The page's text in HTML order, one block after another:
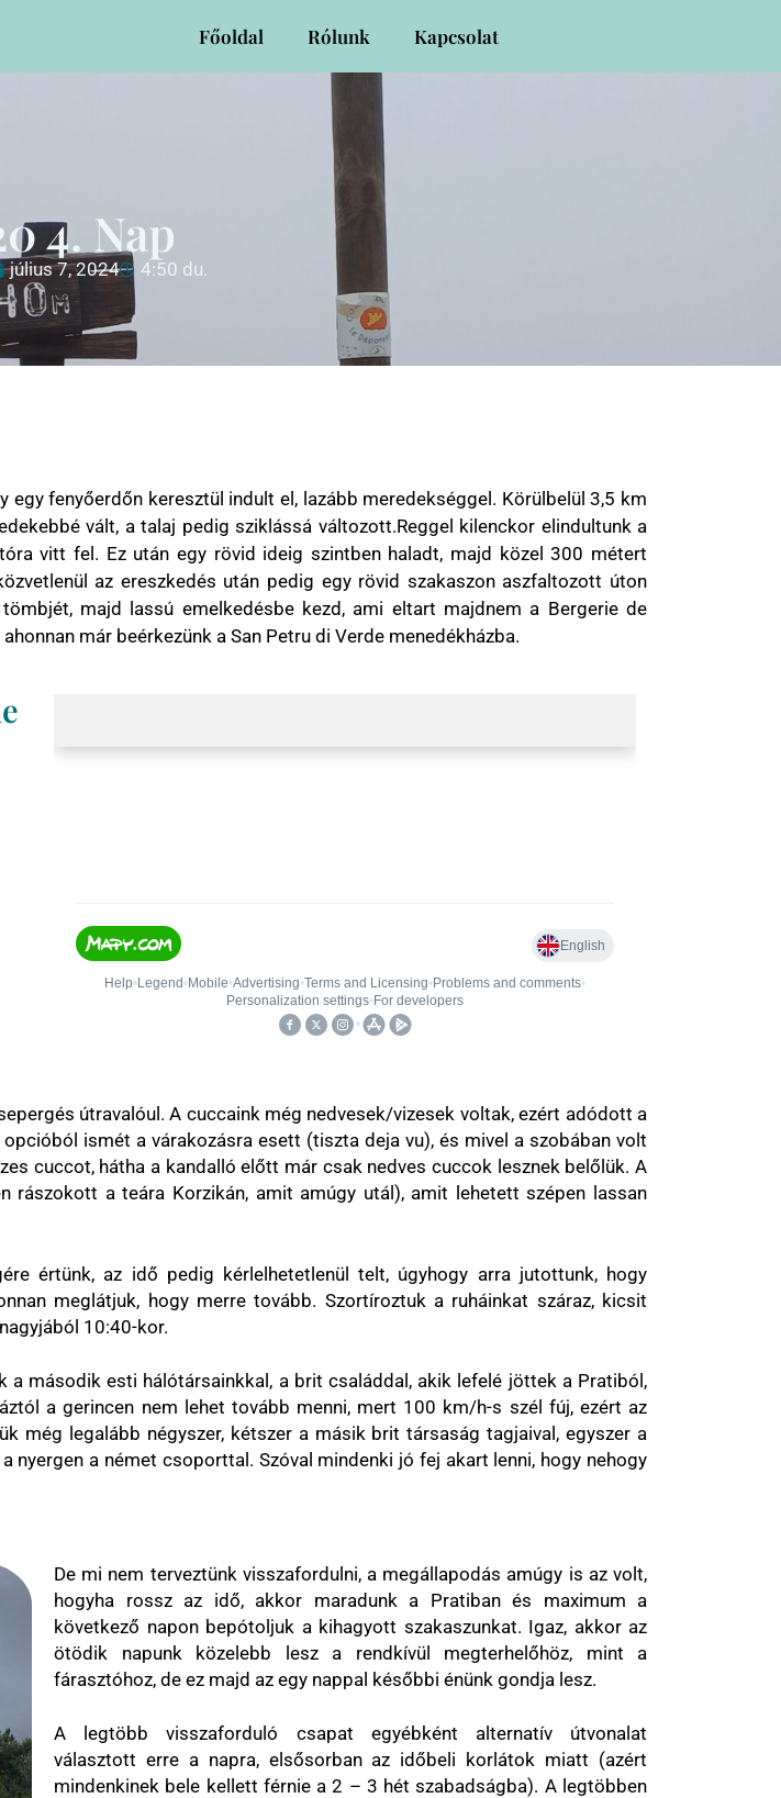
Főoldal Rólunk Kapcsolat
4. Nap
július 7, 2024 4:50 du.
fenyőerdőn keresztül indult el, lazább meredekséggel. Körülbelül 3,5 km
vált, a talaj pedig sziklássá változott.Reggel kilenckor elindultunk a
vitt fel. Ez után egy rövid ideig szintben haladt, majd közel 300 métert
az ereszkedés után pedig egy rövid szakaszon aszfaltozott úton
majd lassú emelkedésbe kezd, ami eltart majdnem a Bergerie de
már beérkezünk a San Petru di Verde menedékházba.
útravalóul. A cuccaink még nedvesek/vizesek voltak, ezért adódott a
ismét a várakozásra esett (tiszta deja vu), és mivel a szobában volt
cuccot, hátha a kandalló előtt már csak nedves cuccok lesznek belőlük. A
rászokott a teára Korzikán, amit amúgy utál), amit lehetett szépen lassan
értünk, az idő pedig kérlelhetetlenül telt, úgyhogy arra jutottunk, hogy
meglátjuk, hogy merre tovább. Szortíroztuk a ruháinkat száraz, kicsit
10:40-kor.
második esti hálótársainkkal, a brit családdal, akik lefelé jöttek a Pratiból,
a gerincen nem lehet tovább menni, mert 100 km/h-s szél fúj, ezért az
még legalább négyszer, kétszer a másik brit társaság tagjaival, egyszer a
a német csoporttal. Szóval mindenki jó fej akart lenni, hogy nehogy
De mi nem terveztünk visszafordulni, a megállapodás amúgy is az volt,
hogyha rossz az idő, akkor maradunk a Pratiban és maximum a
következő napon bepótoljuk a kihagyott szakaszunkat. Igaz, akkor az
ötödik napunk közelebb lesz a rendkívül megterhelőhöz, mint a
fárasztóhoz, de ez majd az egy nappal későbbi énünk gondja lesz.
A legtöbb visszaforduló csapat egyébként alternatív útvonalat
választott erre a napra, elsősorban az időbeli korlátok miatt (azért
mindenkinek bele kellett férnie a 2 – 3 hét szabadságba). A legtöbben